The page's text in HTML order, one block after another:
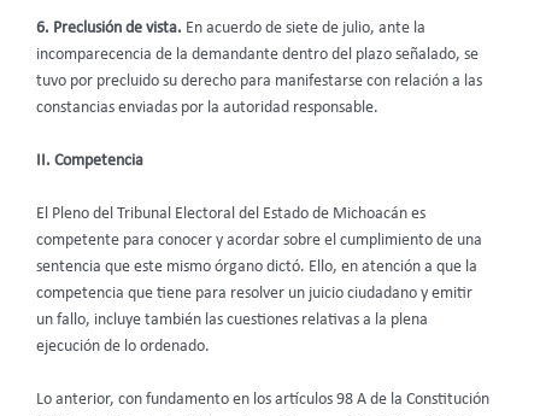
6. Preclusión de vista. En acuerdo de siete de julio, ante la
incomparecencia de la demandante dentro del plazo señalado, se
tuvo por precluido su derecho para manifestarse con relación a las
constancias enviadas por la autoridad responsable.
II. Competencia
El Pleno del Tribunal Electoral del Estado de Michoacán es
competente para conocer y acordar sobre el cumplimiento de una
sentencia que este mismo órgano dictó. Ello, en atención a que la
competencia que tiene para resolver un juicio ciudadano y emitir
un fallo, incluye también las cuestiones relativas a la plena
ejecución de lo ordenado.
Lo anterior, con fundamento en los artículos 98 A de la Constitución